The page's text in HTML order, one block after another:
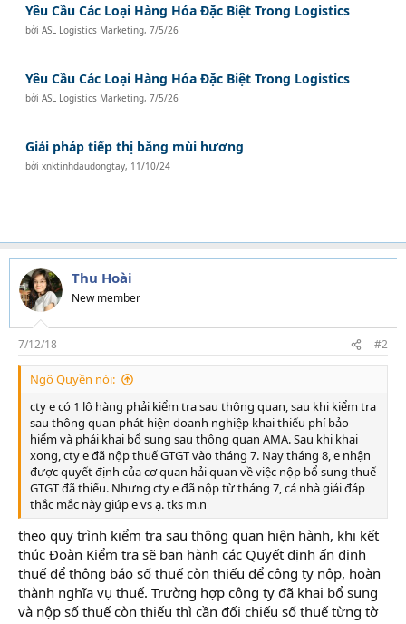
Yêu Cầu Các Loại Hàng Hóa Đặc Biệt Trong Logistics
bởiASL Logistics Marketing,7/5/26
Yêu Cầu Các Loại Hàng Hóa Đặc Biệt Trong Logistics
bởiASL Logistics Marketing,7/5/26
Giải pháp tiếp thị bằng mùi hương
bởixnktinhdaudongtay, 11/10/24
Thu Hoài
New member
7/12/18 #2
Ngô Quyền nói:
cty e có 1 lô hàng phải kiểm tra sau thông quan, sau khi kiểm tra
sau thông quan phát hiện doanh nghiệp khai thiếu phí bảo
hiểm và phải khai bổ sung sau thông quan AMA. Sau khi khai
xong, cty e đã nộp thuế GTGT vào tháng 7. Nay tháng 8, e nhận
được quyết định của cơ quan hải quan về việc nộp bổ sung thuế
GTGT đã thiếu. Nhưng cty e đã nộp từ tháng 7, cả nhà giải đáp
thắc mắc này giúp e vs ạ. tks m.n
theo quy trình kiểm tra sau thông quan hiện hành, khi kết
thúc Đoàn Kiểm tra sẽ ban hành các Quyết định ấn định
thuế để thông báo số thuế còn thiếu để công ty nộp, hoàn
thành nghĩa vụ thuế. Trường hợp công ty đã khai bổ sung
và nộp số thuế còn thiếu thì cần đối chiếu số thuế từng tờ